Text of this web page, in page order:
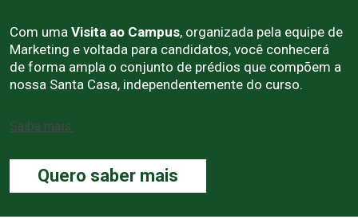
Com uma Visita ao Campus, organizada pela equipe de
Marketing e voltada para candidatos, você conhecerá
de forma ampla o conjunto de prédios que compõem a
nossa Santa Casa, independentemente do curso.
Saiba mais.
Quero saber mais